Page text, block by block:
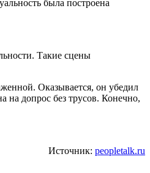
была построена
Такие сцены
Оказывается, он убедил
на допрос без трусов. Конечно,
Источник: peopletalk.ru